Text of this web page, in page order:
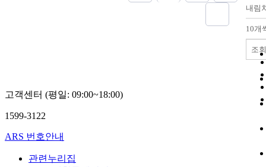
내림
10개
조회
고객센터 (평일: 09:00~18:00)
1599-3122
ARS 번호안내
관련누리집